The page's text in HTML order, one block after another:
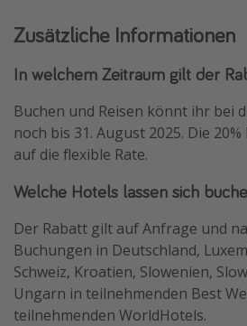
Zusätzliche Informationen
In welchem Zeitraum gilt der
Buchen und Reisen könnt ihr bei
noch bis 31. August 2025. Die
auf die flexible Rate.
Welche Hotels lassen sich
Der Rabatt gilt auf Anfrage und
Buchungen in Deutschland,
Schweiz, Kroatien, Slowenien,
Ungarn in teilnehmenden Best
teilnehmenden WorldHotels.